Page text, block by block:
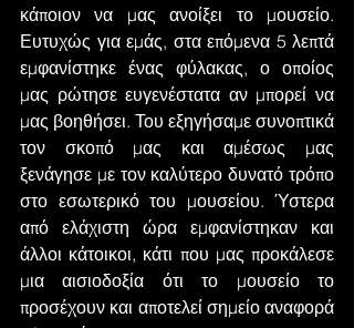
κάποιον να μας ανοίξει το μουσείο.
Ευτυχώς για εμάς, στα επόμενα 5 λεπτά
εμφανίστηκε ένας φύλακας, ο οποίος
μας ρώτησε ευγενέστατα αν μπορεί να
μας βοηθήσει. Του εξηγήσαμε συνοπτικά
τον σκοπό μας και αμέσως μας
ξενάγησε με τον καλύτερο δυνατό τρόπο
στο εσωτερικό του μουσείου. Ύστερα
από ελάχιστη ώρα εμφανίστηκαν και
άλλοι κάτοικοι, κάτι που μας προκάλεσε
μια αισιοδοξία ότι το μουσείο το
προσέχουν και αποτελεί σημείο αναφορά